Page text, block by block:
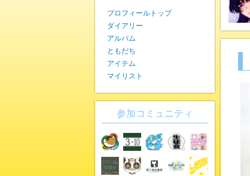
プロフィールトップ
ダイアリー
アルバム
ともだち
アイテム
マイリスト
参加コミュニティ